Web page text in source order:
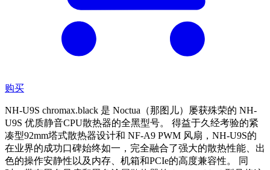
购买
NH-U9S chromax.black 是 Noctua（那图儿）屡获殊荣的 NH-
U9S 优质静音CPU散热器的全黑型号。 得益于久经考验的紧
凑型92mm塔式散热器设计和 NF-A9 PWM 风扇，NH-U9S的
在业界的成功口碑始终如一，完全融合了强大的散热性能、出
色的操作安静性以及内存、机箱和PCIe的高度兼容性。 同